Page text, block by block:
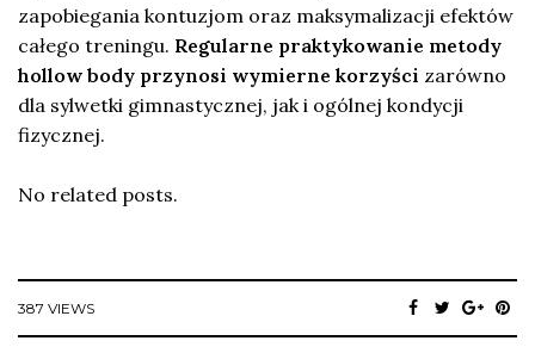
zapobiegania kontuzjom oraz maksymalizacji efektów
całego treningu. Regularne praktykowanie metody
hollow body przynosi wymierne korzyści zarówno
dla sylwetki gimnastycznej, jak i ogólnej kondycji
fizycznej.
No related posts.
387 VIEWS